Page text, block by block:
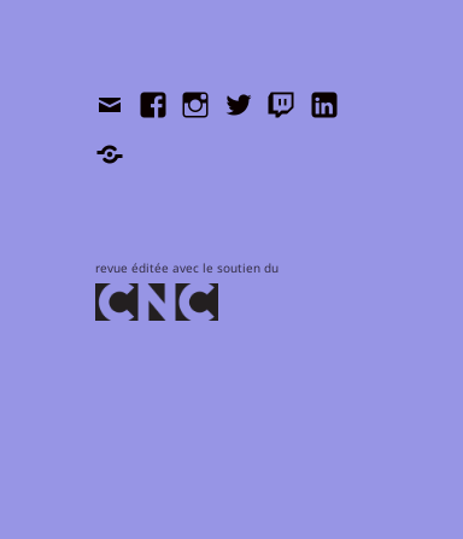
ContactFacebookInstagramTwitterTwitchLinkedIn
Shop
revue éditée avec le soutien du